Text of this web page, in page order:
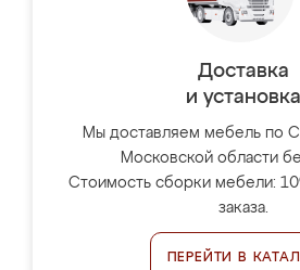
Доставка
и установка
Мы доставляем мебель по
Московской области
Стоимость сборки мебели:
заказа.
ПЕРЕЙТИ В